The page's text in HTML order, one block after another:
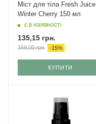
Міст для тіла Fresh Juice
Winter Cherry 150 мл
є в наявності
135,15 грн.
159,00грн. -15%
КУПИТИ